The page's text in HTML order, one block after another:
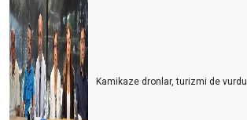
Kamikaze dronlar, turizmi de vurdu